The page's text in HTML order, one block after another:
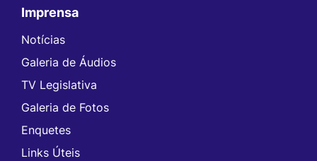
Imprensa
Notícias
Galeria de Áudios
TV Legislativa
Galeria de Fotos
Enquetes
Links Úteis